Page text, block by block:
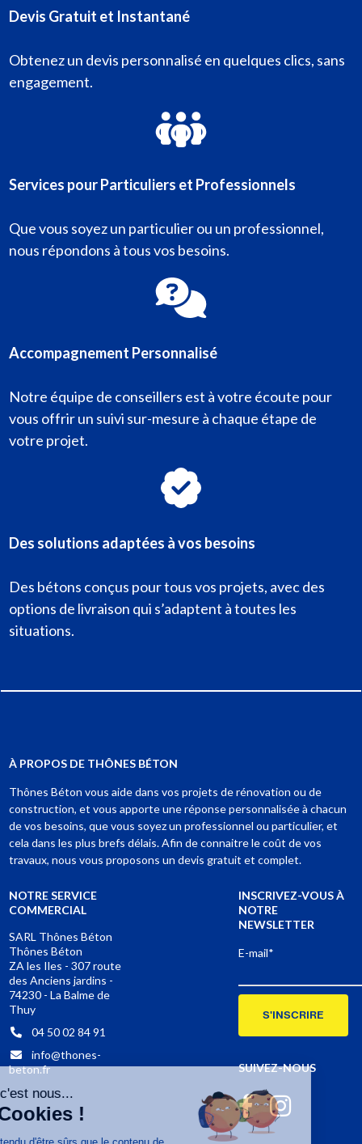
Devis Gratuit et Instantané
Obtenez un devis personnalisé en quelques clics, sans
engagement.
Services pour Particuliers et Professionnels
Que vous soyez un particulier ou un professionnel,
nous répondons à tous vos besoins.
Accompagnement Personnalisé
Notre équipe de conseillers est à votre écoute pour
vous offrir un suivi sur-mesure à chaque étape de
votre projet.
Des solutions adaptées à vos besoins
Des bétons conçus pour tous vos projets, avec des
options de livraison qui s’adaptent à toutes les
situations.
À PROPOS DE THÔNES BÉTON
Thônes Béton vous aide dans vos projets de rénovation ou de
construction, et vous apporte une réponse personnalisée à chacun
de vos besoins, que vous soyez un professionnel ou particulier, et
cela dans les plus brefs délais. Afin de connaitre le coût de vos
travaux, nous vous proposons un devis gratuit et complet.
NOTRE SERVICE
COMMERCIAL
SARL Thônes Béton
Thônes Béton
ZA les Iles - 307 route
des Anciens jardins -
74230 - La Balme de
Thuy
04 50 02 84 91
info@thones-
beton.fr
INSCRIVEZ-VOUS À
NOTRE
NEWSLETTER
E-mail*
S'INSCRIRE
SUIVEZ-NOUS
Salut c'est nous...
les Cookies !
On a attendu d'être sûrs que le contenu de